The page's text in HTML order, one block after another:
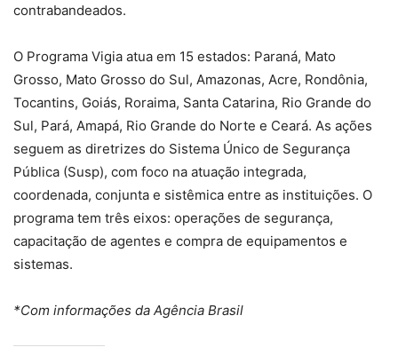
contrabandeados.
O Programa Vigia atua em 15 estados: Paraná, Mato
Grosso, Mato Grosso do Sul, Amazonas, Acre, Rondônia,
Tocantins, Goiás, Roraima, Santa Catarina, Rio Grande do
Sul, Pará, Amapá, Rio Grande do Norte e Ceará. As ações
seguem as diretrizes do Sistema Único de Segurança
Pública (Susp), com foco na atuação integrada,
coordenada, conjunta e sistêmica entre as instituições. O
programa tem três eixos: operações de segurança,
capacitação de agentes e compra de equipamentos e
sistemas.
*Com informações da Agência Brasil